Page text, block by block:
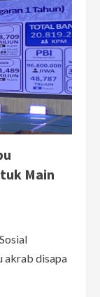
Main
akrab disapa